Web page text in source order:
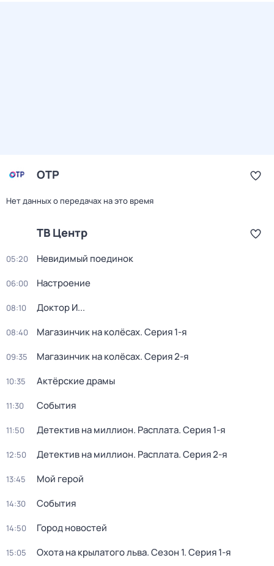
ОТР
Нет данных о передачах на это время
ТВ Центр
05:20 Невидимый поединок
06:00 Настроение
08:10 Доктор И...
08:40 Магазинчик на колёсах. Серия 1-я
09:35 Магазинчик на колёсах. Серия 2-я
10:35 Актёрские драмы
11:30 События
11:50 Детектив на миллион. Расплата. Серия 1-я
12:50 Детектив на миллион. Расплата. Серия 2-я
13:45 Мой герой
14:30 События
14:50 Город новостей
15:05 Охота на крылатого льва. Сезон 1. Серия 1-я